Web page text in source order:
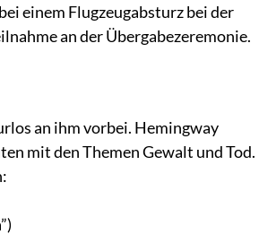
einem Flugzeugabsturz bei der
an der Übergabezeremonie.
an ihm vorbei. Hemingway
mit den Themen Gewalt und Tod.